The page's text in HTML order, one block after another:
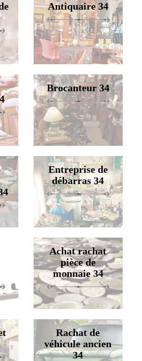
Antiquaire 34
Brocanteur 34
Entreprise de
débarras 34
Achat rachat
pièce de
monnaie 34
Rachat de
véhicule ancien
34